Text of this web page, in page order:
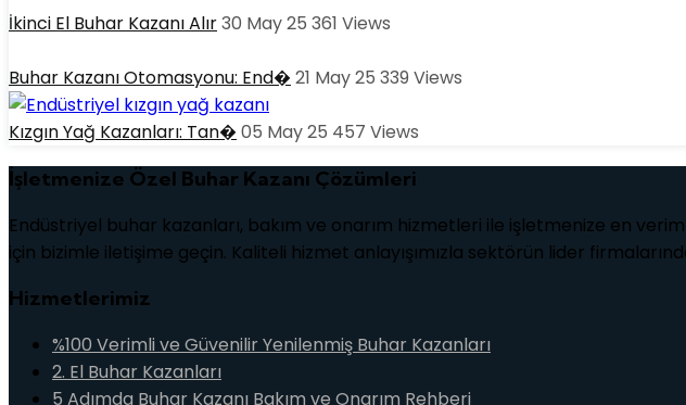
İkinci El Buhar Kazanı Alır30 May 25 361 Views
Buhar Kazanı Otomasyonu: End� 21 May 25 339 Views
Kızgın Yağ Kazanları: Tan� 05 May 25 457 Views
İşletmenize Özel Buhar Kazanı Çözümleri
Endüstriyel buhar kazanları, bakım ve onarım hizmetleri ile işletmenize en
için bizimle iletişime geçin. Kaliteli hizmet anlayışımızla sektörün lider
Hizmetlerimiz
%100 Verimli ve Güvenilir Yenilenmiş Buhar Kazanları
2. El Buhar Kazanları
5 Adımda Buhar Kazanı Bakım ve Onarım Rehberi